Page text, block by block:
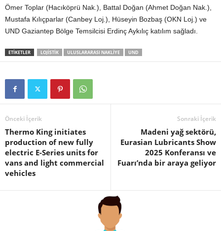
Ömer Toplar (Hacıköprü Nak.), Battal Doğan (Ahmet Doğan Nak.),
Mustafa Kılıçparlar (Canbey Loj.), Hüseyin Bozbaş (OKN Loj.) ve
UND Gaziantep Bölge Temsilcisi Erdinç Aykılıç katılım sağladı.
ETIKETLER LOJISTIK ULUSLARARASI NAKLIYE UND
Önceki İçerik
Thermo King initiates
production of new fully
electric E-Series units for
vans and light commercial
vehicles
Sonraki İçerik
Madeni yağ sektörü,
Eurasian Lubricants Show
2025 Konferansı ve
Fuarı’nda bir araya geliyor